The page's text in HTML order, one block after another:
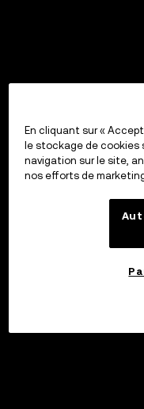
En cliquant sur «
le stockage de cookies
navigation sur le site,
nos efforts de